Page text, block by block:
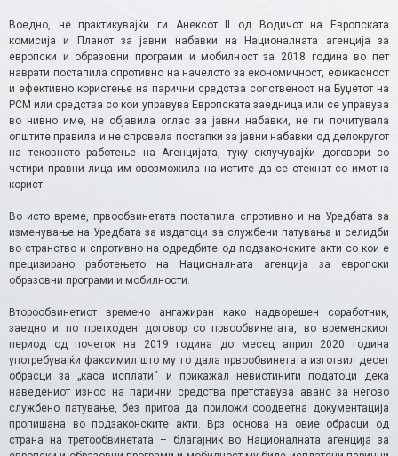
Воедно, не практикувајќи ги Анексот II од Водичот на Европската
комисија и Планот за јавни набавки на Националната агенција за
европски и образовни програми и мобилност за 2018 година во пет
наврати постапила спротивно на начелото за економичност, ефикасност
и ефективно користење на парични средства сопственост на Буџетот на
РСМ или средства со кои управува Европската заедница или се управува
во нивно име, не објавила оглас за јавни набавки, не ги почитувала
општите правила и не спровела постапки за јавни набавки од делокругот
на тековното работење на Агенцијата, туку склучувајќи договори со
четири правни лица им овозможила на истите да се стекнат со имотна
корист.
Во исто време, првообвинетата постапила спротивно и на Уредбата за
изменување на Уредбата за издатоци за службени патувања и селидби
во странство и спротивно на одредбите од подзаконските акти со кои е
прецизирано работењето на Националната агенција за европски
образовни програми и мобилности.
Второобвинетиот времено ангажиран како надворешен соработник,
заедно и по претходен договор со првообвинетата, во временскиот
период од почеток на 2019 година до месец април 2020 година
употребувајќи факсимил што му го дала првообвинетата изготвил десет
обрасци за „каса исплати“ и прикажал невистинити податоци дека
наведениот износ на парични средства претставува аванс за негово
службено патување, без притоа да приложи соодветна документација
пропишана во подзаконските акти. Врз основа на овие обрасци од
страна на третообвинетата – благајник во Националната агенција за